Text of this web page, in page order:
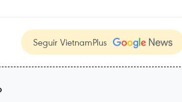
Seguir VietnamPlus